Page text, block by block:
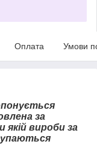
Оплата Умови
за
якій вироби за